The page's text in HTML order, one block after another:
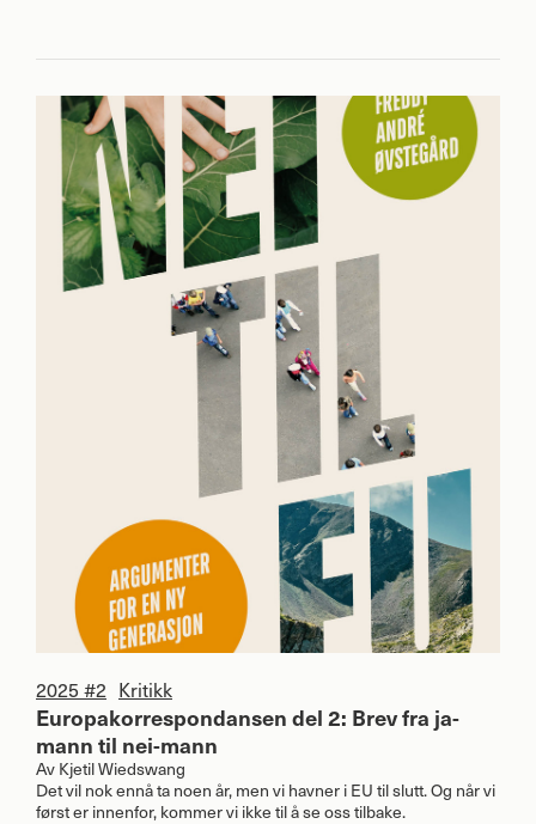
2025 #2 Kritikk
Europakorrespondansen del 2: Brev fra ja-
mann til nei-mann
Av Kjetil Wiedswang
Det vil nok ennå ta noen år, men vi havner i EU til slutt. Og når vi
først er innenfor, kommer vi ikke til å se oss tilbake.